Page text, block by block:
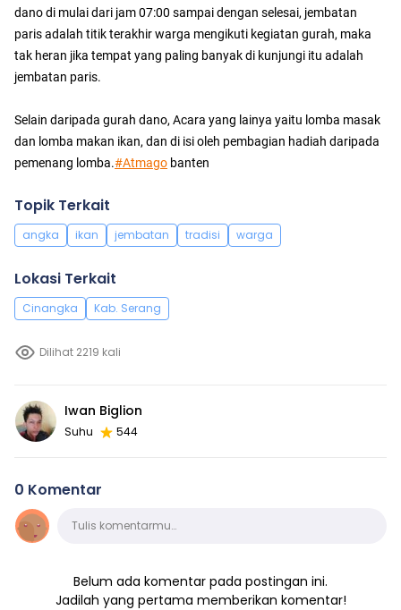
dano di mulai dari jam 07:00 sampai dengan selesai, jembatan
paris adalah titik terakhir warga mengikuti kegiatan gurah, maka
tak heran jika tempat yang paling banyak di kunjungi itu adalah
jembatan paris.
Selain daripada gurah dano, Acara yang lainya yaitu lomba masak
dan lomba makan ikan, dan di isi oleh pembagian hadiah daripada
pemenang lomba.#Atmago banten
Topik Terkait
angka ikan jembatan tradisi warga
Lokasi Terkait
Cinangka Kab. Serang
Dilihat 2219 kali
Iwan Biglion
Suhu 544
0 Komentar
KomentarTulis komentarmu…
Belum ada komentar pada postingan ini.
Jadilah yang pertama memberikan komentar!